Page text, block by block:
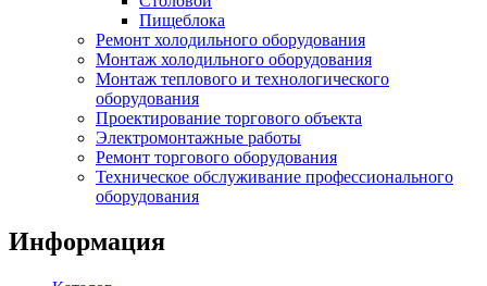
Пищеблока
Ремонт холодильного оборудования
Монтаж холодильного оборудования
Монтаж теплового и технологического
оборудования
Проектирование торгового объекта
Электромонтажные работы
Ремонт торгового оборудования
Техническое обслуживание профессионального
оборудования
Информация